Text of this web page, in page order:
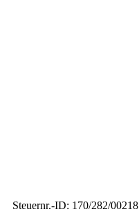
Steuernr.-ID: 170/282/00218